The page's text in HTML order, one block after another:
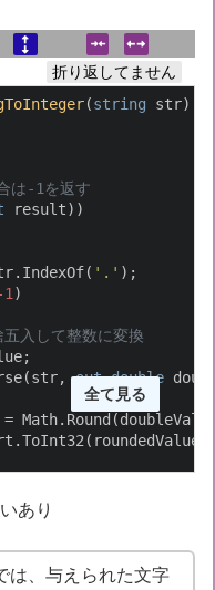
全て見る
折り返してません
(string str)
は-1を返す
result))
'.' );
1 )
入して整数に変換
out double
あり
は、与えられた文字